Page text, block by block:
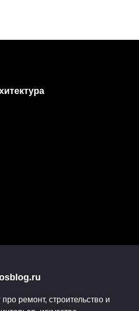
ремонт, строительство и